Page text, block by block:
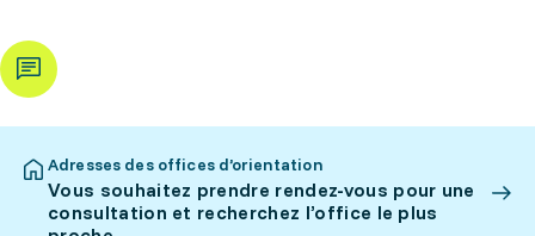
Adresses des offices d’orientation
Vous souhaitez prendre rendez-vous pour une
consultation et recherchez l’office le plus